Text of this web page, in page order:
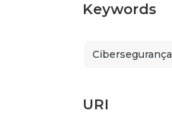
Keywords
Cibersegurança
URI